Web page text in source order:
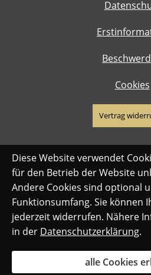
Cookies
Vertrag
Diese Website verwendet
für den Betrieb der Website
Andere Cookies sind optional
Funktionsumfang. Sie können
jederzeit widerrufen. Nähere
in der Datenschutzerklärung.
alle Cookies